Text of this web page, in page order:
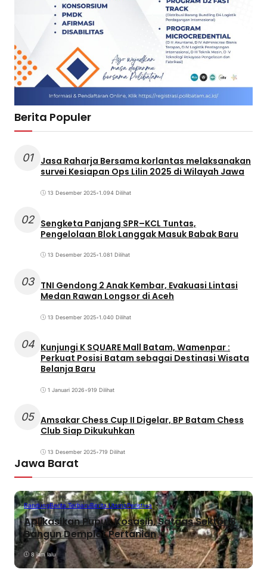
Berita Populer
01
Jasa Raharja Bersama korlantas melaksanakan
survei Kesiapan Ops Lilin 2025 di Wilayah Jawa
13 Desember 2025•1.094 Dilihat
02 Sengketa Panjang SPR–KCL Tuntas,
Pengelolaan Blok Langgak Masuk Babak Baru
13 Desember 2025•1.081 Dilihat
03 TNI Gendong 2 Anak Kembar, Evakuasi Lintasi
Medan Rawan Longsor di Aceh
13 Desember 2025•1.040 Dilihat
04 Kunjungi K SQUARE Mall Batam, Wamenpar :
Perkuat Posisi Batam sebagai Destinasi Wisata
Belanja Baru
1 Januari 2026•919 Dilihat
05 Amsakar Chess Cup II Digelar, BP Batam Chess
Club Siap Dikukuhkan
13 Desember 2025•719 Dilihat
Jawa Barat
BandungBerita TerbaruBerita UtamaPeristiwa
Aplikasikan Pupuk Kosasih, Satgas Sektor 8
Bangun Demplot Pertanian
8 jam lalu